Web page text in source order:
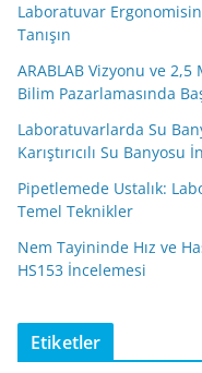
Laboratuvar
Tanışın
ARABLAB Vizyonu ve
Bilim Pazarlamasında
Laboratuvarlarda Su
Karıştırıcılı Su Banyosu
Pipetlemede Ustalık:
Temel Teknikler
Nem Tayininde Hız ve
HS153 İncelemesi
Etiketler